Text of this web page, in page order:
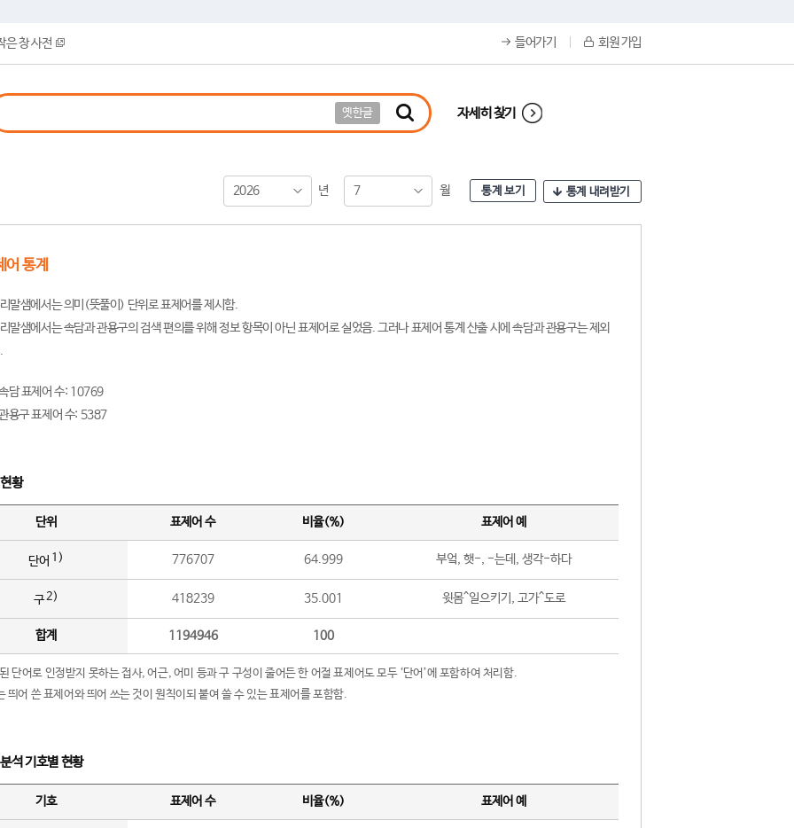
은 창 사전 들어가기 회원 가입
옛한글 자세히 찾기
2026 년 7 월 통계 보기 통계 내려받기
어 통계
말샘에서는 의미(뜻풀이) 단위로 표제어를 제시함.
말샘에서는 속담과 관용구의 검색 편의를 위해 정보 항목이 아닌 표제어로 실었음. 그러나 표제어 통계 산출 시에 속담과 관용구는 제외
담 표제어 수: 10769
용구 표제어 수: 5387
황
단위 표제어 수 비율(%) 표제어 예
단어 1) 776707 64.999 부엌, 햇-, -는데, 생각-하다
구2) 418239 35.001 윗몸^일으키기, 고가^도로
합계 1194946 100
단어로 인정받지 못하는 접사, 어근, 어미 등과 구 구성이 줄어든 한 어절 표제어도 모두 ‘단어’에 포함하여 처리함.
띄어 쓴 표제어와 띄어 쓰는 것이 원칙이되 붙여 쓸 수 있는 표제어를 포함함.
석 기호별 현황
기호 표제어 수 비율(%) 표제어 예